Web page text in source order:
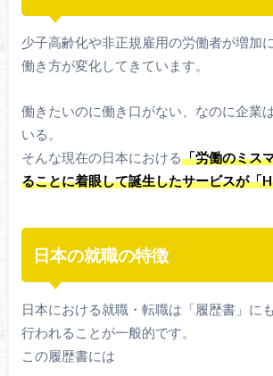
少子高齢化や非正規雇用の労働者が増加
働き方が変化してきています。
働きたいのに働き口がない、なのに企業
いる。
そんな現在の日本における「労働のミス
ることに着眼して誕生したサービスが「
日本の就職の特徴
日本における就職・転職は「履歴書」に
行われることが一般的です。
この履歴書には